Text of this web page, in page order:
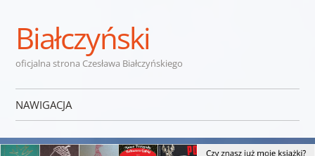
Białczyński
oficjalna strona Czesława Białczyńskiego
NAWIGACJA